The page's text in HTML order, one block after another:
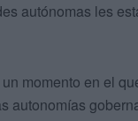
autónomas les
momento en el
autonomías